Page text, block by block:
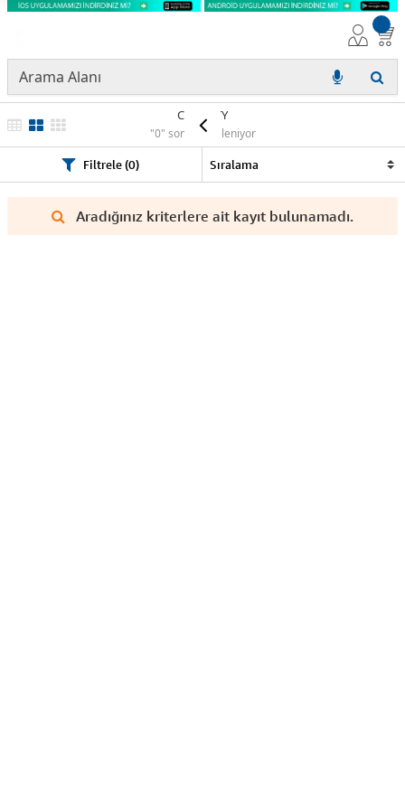
CREALİTY
"0" sonuç listeleniyor
Filtrele (0)
Aradığınız kriterlere ait kayıt bulunamadı.